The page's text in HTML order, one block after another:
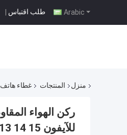
Arabic طلب اقتباس |
منزل المنتجات غطاء هاتف
للآيفون 15 14 13 برو ماكس غلاف هاتف شفاف